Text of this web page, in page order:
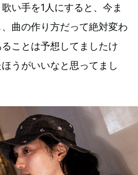
い手を1人にすると、今ま
曲の作り方だって絶対変わ
ことは予想してましたけ
うがいいなと思ってまし